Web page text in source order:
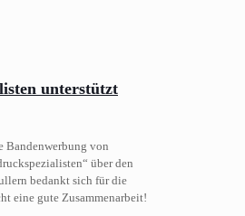
unterstützt
Bandenwerbung von
über den
bedankt sich für die
eine gute Zusammenarbeit!